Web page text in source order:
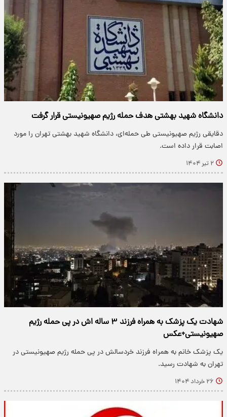
دانشگاه شهید بهشتی هدف حمله رژیم صهیونیستی قرار گرفت
دقایقی رژیم صهیونیستی طی حمله‌ای، دانشگاه شهید بهشتی تهران را مورد
اصابت قرار داده است.
۲ تیر ۱۴۰۴
شهادت یک پزشک به همراه فرزند ۳ ساله اش در پی حمله رژیم
صهیونیستی+عکس
یک پزشک خانم به همراه فرزند خردسالش در پی حمله رژیم صهیونیستی در
تهران به شهادت رسید.
۲۶ خرداد ۱۴۰۴